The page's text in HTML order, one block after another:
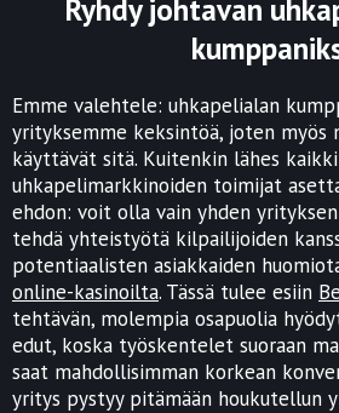
Ryhdy johtavan
Emme valehtele: uhkapelialan
yrityksemme keksintöä, joten myös
käyttävät sitä. Kuitenkin lähes kaikki
uhkapelimarkkinoiden toimijat
ehdon: voit olla vain yhden
tehdä yhteistyötä kilpailijoiden
potentiaalisten asiakkaiden
online-kasinoilta. Tässä tulee esiin
tehtävän, molempia osapuolia
edut, koska työskentelet suoraan
saat mahdollisimman korkean
yritys pystyy pitämään houkutellun